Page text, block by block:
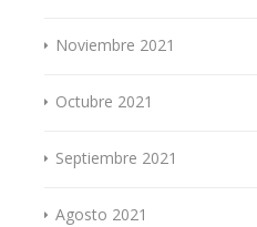
Noviembre 2021
Octubre 2021
Septiembre 2021
Agosto 2021